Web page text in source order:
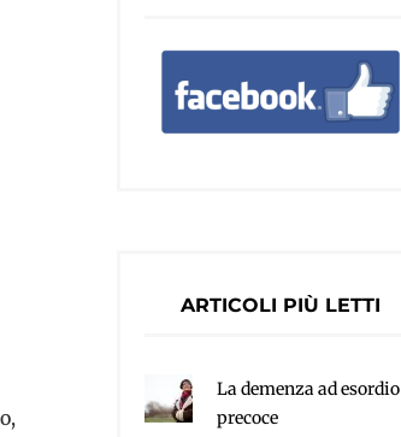
ARTICOLI PIÙ LETTI
La demenza ad esordio
precoce